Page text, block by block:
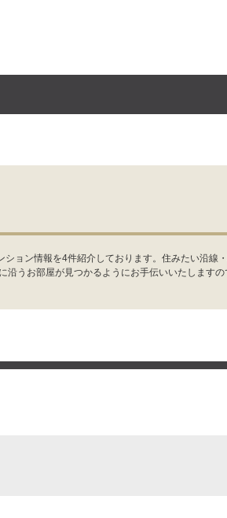
ョン情報を4件紹介しております。住みたい沿線
うお部屋が見つかるようにお手伝いいたしますの